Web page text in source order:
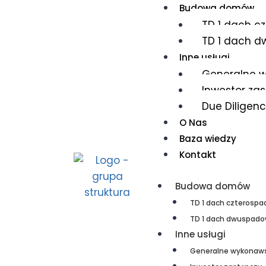
Budowa domów
TD 1 dach
TD 1 dach
Inne usługi
Generalne
Inwestor
Due
O Nas
Baza wiedzy
Kontakt
Budowa domów
TD 1 dach
TD 1 dach
Inne usługi
Generalne